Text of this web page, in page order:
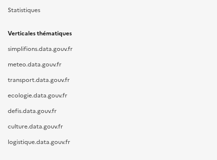
Statistiques
Verticales thématiques
simplifions.data.gouv.fr
meteo.data.gouv.fr
transport.data.gouv.fr
ecologie.data.gouv.fr
defis.data.gouv.fr
culture.data.gouv.fr
logistique.data.gouv.fr